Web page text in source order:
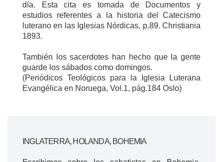
día. Esta cita es tomada de Documentos y
estudios referentes a la historia del Catecismo
luterano en las Iglesias Nórdicas, p.89. Christiania
1893.
También los sacerdotes han hecho que la gente
guarde los sábados como domingos.
(Periódicos Teológicos para la Iglesia Luterana
Evangélica en Noruega, Vol.1, pág.184 Oslo)
INGLATERRA, HOLANDA, BOHEMIA